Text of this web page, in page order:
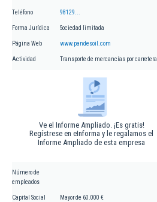
Teléfono 98129...
Forma Jurídica Sociedad limitada
Página Web www.pandesoil.com
Actividad Transporte de mercancías por carretera
Ve el Informe Ampliado. ¡Es gratis!
Regístrese en eInforma y le regalamos el
Informe Ampliado de esta empresa
Número de
empleados
Capital Social Mayor de 60.000 €